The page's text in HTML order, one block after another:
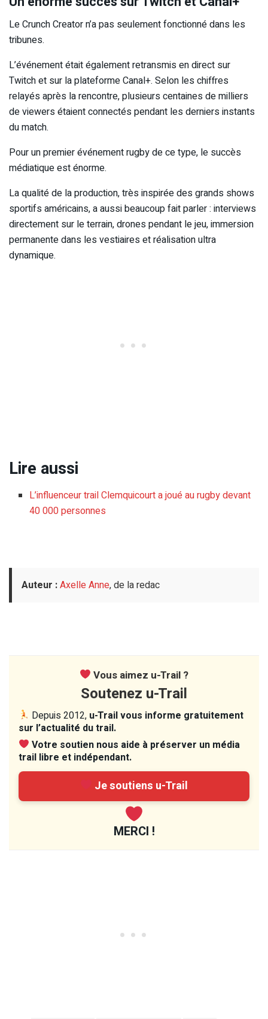
Le Crunch Creator n’a pas seulement fonctionné dans les
tribunes.
L’événement était également retransmis en direct sur
Twitch et sur la plateforme Canal+. Selon les chiffres
relayés après la rencontre, plusieurs centaines de milliers
de viewers étaient connectés pendant les derniers instants
du match.
Pour un premier événement rugby de ce type, le succès
médiatique est énorme.
La qualité de la production, très inspirée des grands shows
sportifs américains, a aussi beaucoup fait parler : interviews
directement sur le terrain, drones pendant le jeu, immersion
permanente dans les vestiaires et réalisation ultra
dynamique.
Lire aussi
L’influenceur trail Clemquicourt a joué au rugby devant
40 000 personnes
Auteur :Axelle Anne, de la redac
Vous aimez u-Trail ?
Soutenez u-Trail
Depuis 2012, u-Trail vous informe gratuitement
sur l’actualité du trail.
Votre soutien nous aide à préserver un média
trail libre et indépendant.
Je soutiens u-Trail
MERCI !